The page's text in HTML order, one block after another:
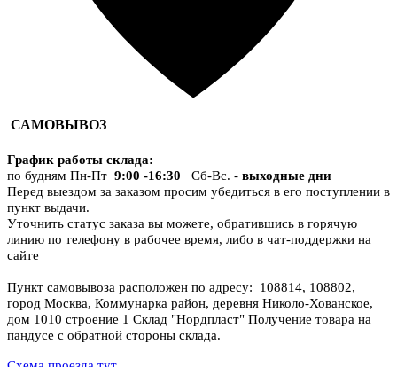
САМОВЫВОЗ
График работы склада:
по будням Пн-Пт 9:00 -16:30 Сб-Вс. - выходные дни
Перед выездом за заказом просим убедиться в его поступлении в
пункт выдачи.
Уточнить статус заказа вы можете, обратившись в горячую
линию по телефону в рабочее время, либо в чат-поддержки на
сайте
Пункт самовывоза расположен по адресу: 108814, 108802,
город Москва, Коммунарка район, деревня Николо-Хованское,
дом 1010 строение 1 Склад "Нордпласт" Получение товара на
пандусе с обратной стороны склада.